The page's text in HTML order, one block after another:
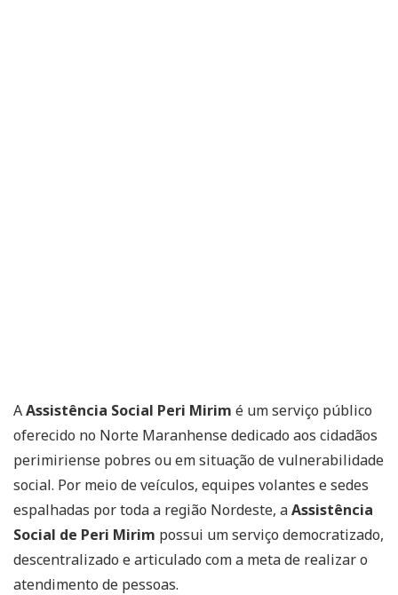
AAssistência Social Peri Mirim é um serviço público
oferecido no Norte Maranhense dedicado aos cidadãos
perimiriense pobres ou em situação de vulnerabilidade
social. Por meio de veículos, equipes volantes e sedes
espalhadas por toda a região Nordeste, aAssistência
Social de Peri Mirim possui um serviço democratizado,
descentralizado e articulado com a meta de realizar o
atendimento de pessoas.